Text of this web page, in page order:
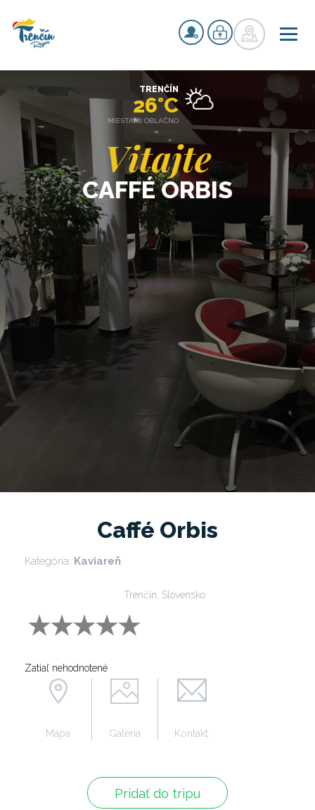
Vitajte
CAFFÉ ORBIS
TRENČÍN
26°C
MIESTAMI OBLAČNO
Caffé Orbis
Kategória: Kaviareň
Trenčín, Slovensko
Zatiaľ nehodnotené
Pridať do tripu
Mapa Galéria Kontakt